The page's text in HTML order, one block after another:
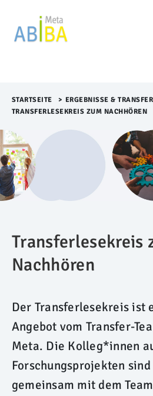
i
n
g
e
n
STARTSEITE >​ ERGEBNISSE & TRANSFER
TRANSFERLESEKREIS ZUM NACHHÖREN
Transferlesekreis
Nachhören
Der Transferlesekreis ist
Angebot vom Transfer-
Meta. Die Kolleg*innen
Forschungsprojekten
gemeinsam mit dem